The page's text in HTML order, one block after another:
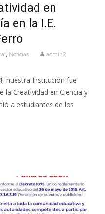
en
en la I.E.
, Noticias admin2
nuestra Institución fue
la Creatividad en Ciencia y
a estudiantes de los